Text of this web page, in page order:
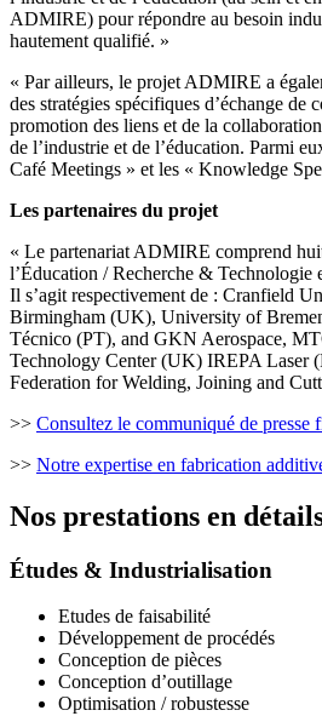
ADMIRE) pour répondre au besoin
hautement qualifié. »
« Par ailleurs, le projet ADMIRE a
des stratégies spécifiques d’échange de
promotion des liens et de la
de l’industrie et de l’éducation. Parmi
Café Meetings » et les « Knowledge
Les partenaires du projet
« Le partenariat ADMIRE comprend
l’Éducation / Recherche & Technologie
Il s’agit respectivement de : Cranfield
Birmingham (UK), University of
Técnico (PT), and GKN Aerospace,
Technology Center (UK) IREPA Laser
Federation for Welding, Joining and
>> Consultez le communiqué de
>> Notre expertise en fabrication
Nos prestations en
Études & Industrialisation
Etudes de faisabilité
Développement de procédés
Conception de pièces
Conception d’outillage
Optimisation / robustesse